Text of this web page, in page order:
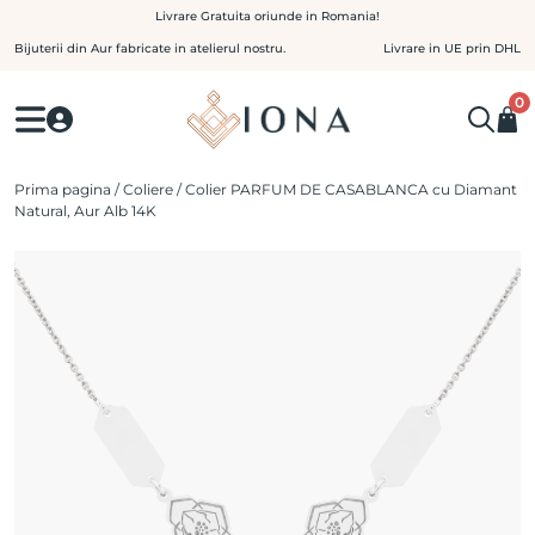
to
Livrare Gratuita oriunde in Romania!
Bijuterii din Aur fabricate in atelierul nostru. Livrare in UE prin DHL
0
Prima pagina /Coliere / Colier PARFUM DE CASABLANCA cu Diamant
Natural, Aur Alb 14K